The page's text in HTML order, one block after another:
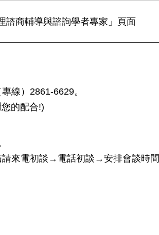
諮商輔導與諮詢學者專家」頁面
線）2861-6629。
的配合!)
請來電初談→電話初談→安排會談